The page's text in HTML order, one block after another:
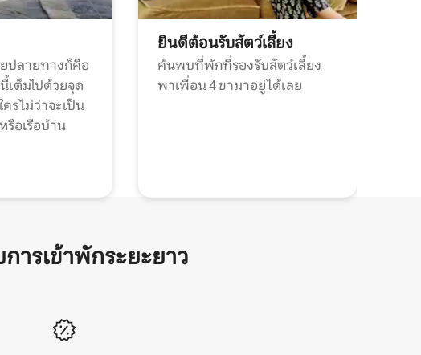
ปลายทางก็คือ
ต็มไปด้วยจุด
ร ไม่ว่าจะเป็น
รือเรือบ้าน
ยินดีต้อนรับสัตว์เลี้ยง
ค้นพบที่พักที่รองรับสัตว์เลี้ยง
พาเพื่อน 4 ขามาอยู่ได้เลย
ารเข้าพักระยะยาว